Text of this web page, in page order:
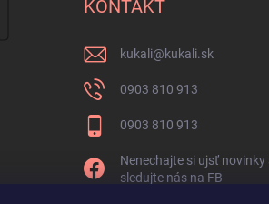
KONTAKT
kukali@kukali.sk
0903 810 913
0903 810 913
Nenechajte si ujsť novinky
sledujte nás na FB